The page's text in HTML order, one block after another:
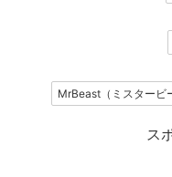
MrBeast（ミスタービ
ス